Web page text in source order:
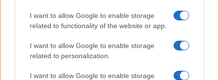
I want to allow Google to enable storage
related to functionality of the website or app.
I want to allow Google to enable storage
related to personalization.
I want to allow Google to enable storage